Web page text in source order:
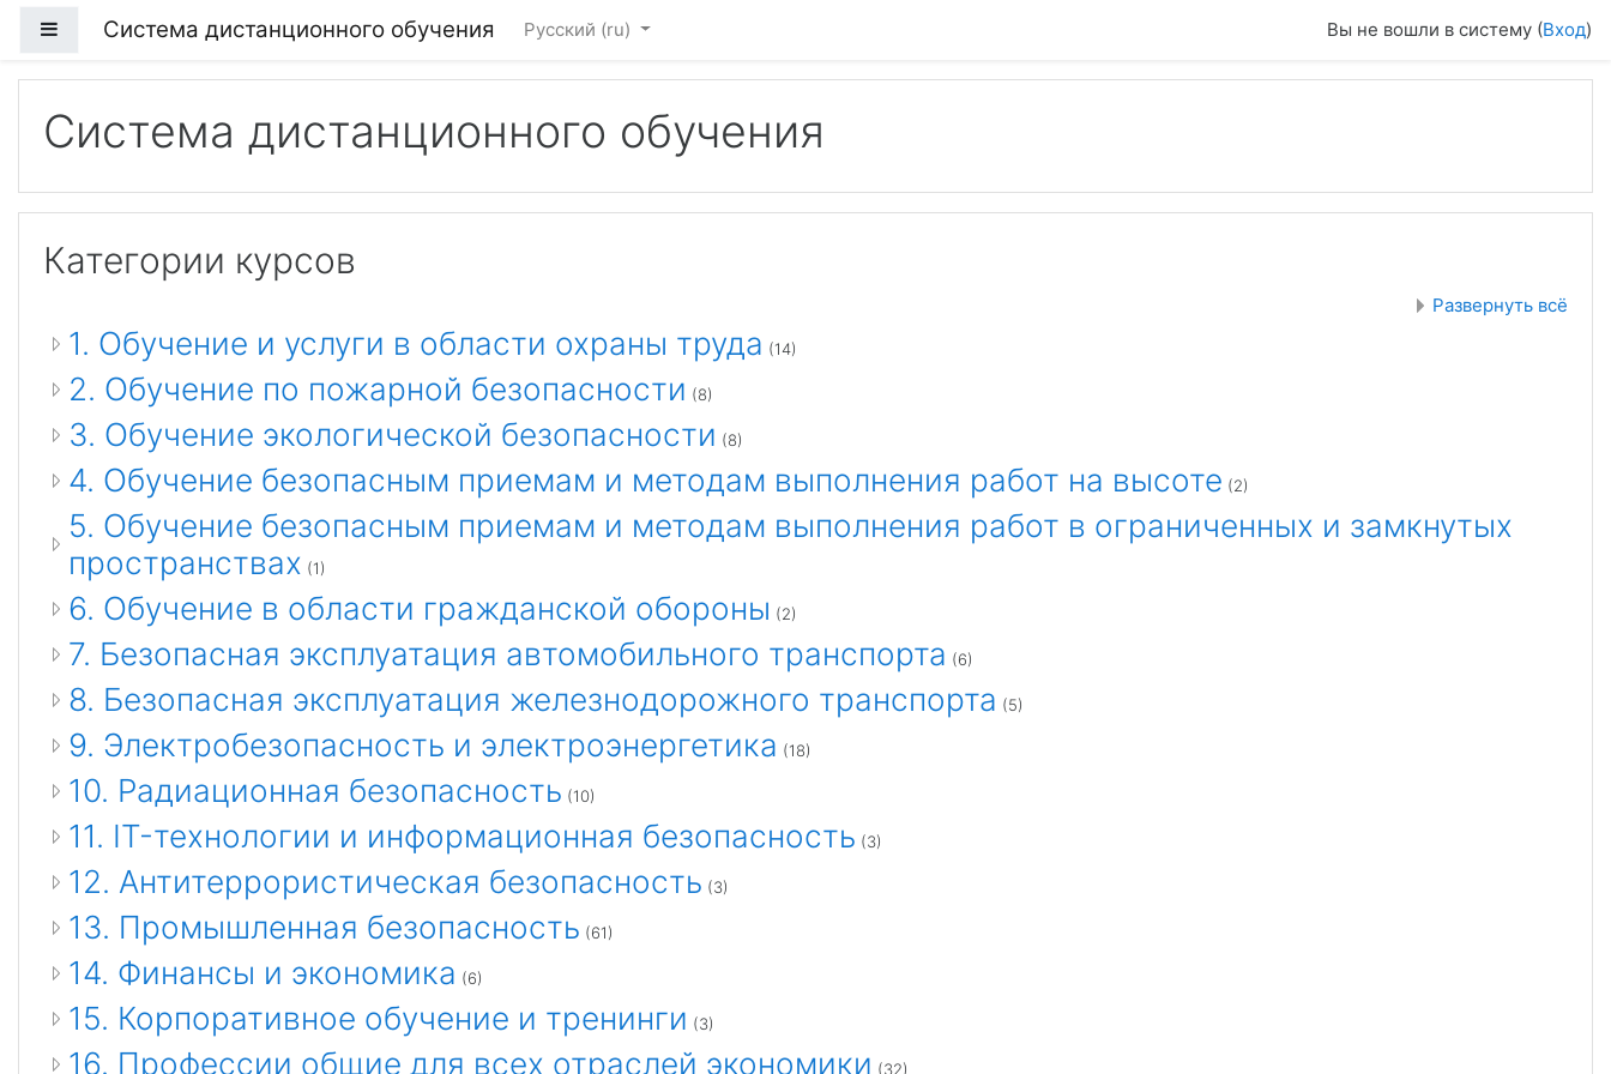
Боковая панель
Система дистанционного обучения Русский ‎(ru)‎ Вы не вошли в систему (Вход)
Система дистанционного обучения
Категории курсов
Развернуть всё
1. Обучение и услуги в области охраны труда (14)
2. Обучение по пожарной безопасности (8)
3. Обучение экологической безопасности (8)
4. Обучение безопасным приемам и методам выполнения работ на высоте (2)
5. Обучение безопасным приемам и методам выполнения работ в ограниченных и замкнутых
пространствах (1)
6. Обучение в области гражданской обороны (2)
7. Безопасная эксплуатация автомобильного транспорта (6)
8. Безопасная эксплуатация железнодорожного транспорта (5)
9. Электробезопасность и электроэнергетика (18)
10. Радиационная безопасность (10)
11. IT-технологии и информационная безопасность (3)
12. Антитеррористическая безопасность (3)
13. Промышленная безопасность (61)
14. Финансы и экономика (6)
15. Корпоративное обучение и тренинги (3)
16. Профессии общие для всех отраслей экономики (32)